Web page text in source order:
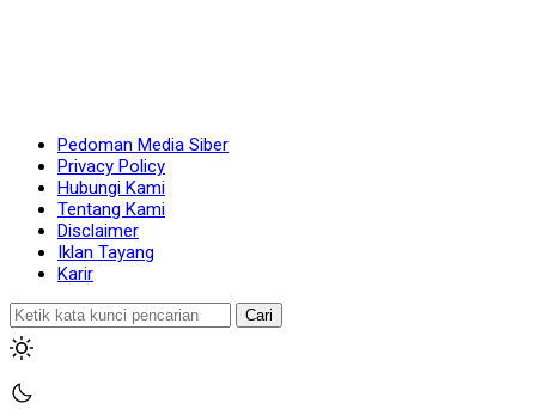
Pedoman Media Siber
Privacy Policy
Hubungi Kami
Tentang Kami
Disclaimer
Iklan Tayang
Karir
Cari